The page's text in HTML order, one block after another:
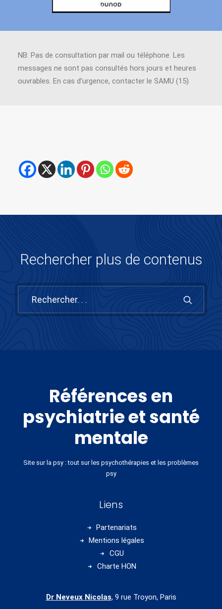
NB: Pas de consultation par mail ou téléphone. Les
messages ne sont pas consultés hors jours et heures
ouvrables. En cas d’urgence, contacter le SAMU (15)
Rechercher plus de contenus
Références en
psychiatrie et santé
mentale
Site sur la psy : tout sur les psychothérapies et les problèmes
psy
Liens
Partenariats
Mentions légales
CGU
Charte HON
Dr Neveux Nicolas, 9 rue Troyon, Paris